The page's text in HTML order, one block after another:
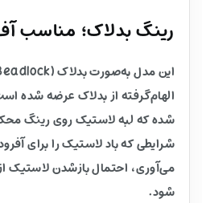
رینگ بدلاک؛ مناسب
الهام‌گرفته از بدلاک عرضه شده
شده که لبه لاستیک روی رینگ
شرایطی که باد لاستیک را برای
می‌آوری، احتمال بازشدن لاستیک
شود.